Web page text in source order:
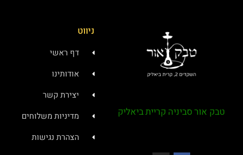
טבק אור סביניה קריית ביאליק
ניווט
דף ראשי
אודותינו
יצירת קשר
מדיניות משלוחים
הצהרת נגישות